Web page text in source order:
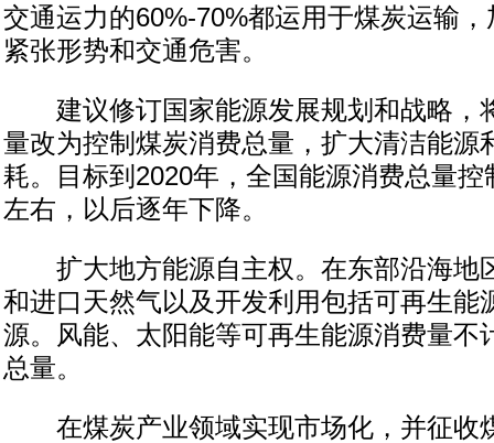
交通运力的60%-70%都运用于煤炭运输
紧张形势和交通危害。
建议修订国家能源发展规划和战略，
量改为控制煤炭消费总量，扩大清洁能源
耗。目标到2020年，全国能源消费总量控
左右，以后逐年下降。
扩大地方能源自主权。在东部沿海地
和进口天然气以及开发利用包括可再生能
源。风能、太阳能等可再生能源消费量不
总量。
在煤炭产业领域实现市场化，并征收